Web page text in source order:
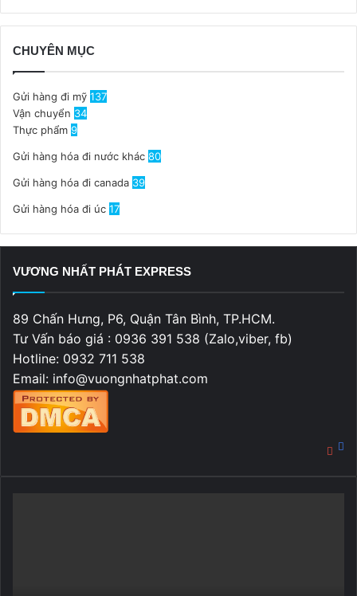
CHUYÊN MỤC
Gửi hàng đi mỹ 137
Vận chuyển 34
Thực phẩm 9
Gửi hàng hóa đi nước khác 80
Gửi hàng hóa đi canada 39
Gửi hàng hóa đi úc 17
VƯƠNG NHẤT PHÁT EXPRESS
89 Chấn Hưng, P6, Quận Tân Bình, TP.HCM.
Tư Vấn báo giá : 0936 391 538 (Zalo,viber, fb)
Hotline: 0932 711 538
Email: info@vuongnhatphat.com